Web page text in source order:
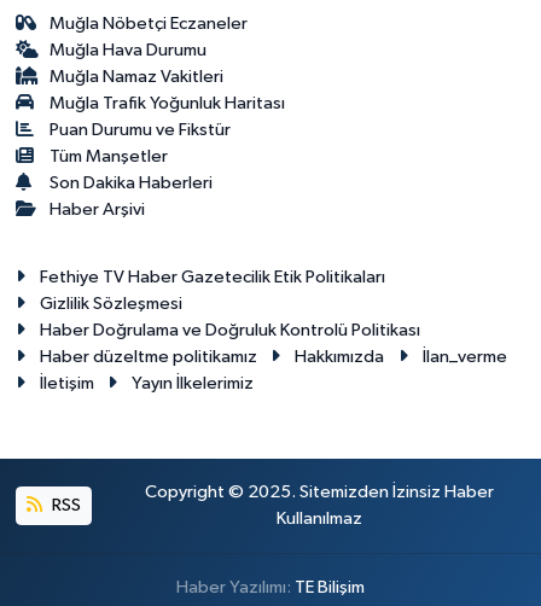
Muğla Nöbetçi Eczaneler
Muğla Hava Durumu
Muğla Namaz Vakitleri
Muğla Trafik Yoğunluk Haritası
Puan Durumu ve Fikstür
Tüm Manşetler
Son Dakika Haberleri
Haber Arşivi
Fethiye TV Haber Gazetecilik Etik Politikaları
Gizlilik Sözleşmesi
Haber Doğrulama ve Doğruluk Kontrolü Politikası
Haber düzeltme politikamız
Hakkımızda
İlan_verme
İletişim
Yayın İlkelerimiz
RSS
Copyright © 2025. Sitemizden İzinsiz Haber
Kullanılmaz
Haber Yazılımı: TE Bilişim